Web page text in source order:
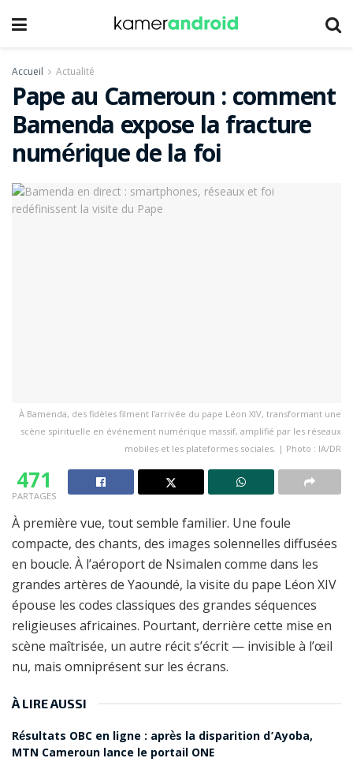
Accueil Actualité
Pape au Cameroun : comment
Bamenda expose la fracture
numérique de la foi
À Bamenda, des fidèles filment l’arrivée du pape Léon XIV, transformant une
scène spirituelle en événement numérique massif, amplifié par les réseaux
mobiles et les plateformes sociales. | Photo : IA/DR
471
PARTAGES
À première vue, tout semble familier. Une foule
compacte, des chants, des images solennelles diffusées
en boucle. À l’aéroport de Nsimalen comme dans les
grandes artères de Yaoundé, la visite du pape Léon XIV
épouse les codes classiques des grandes séquences
religieuses africaines. Pourtant, derrière cette mise en
scène maîtrisée, un autre récit s’écrit — invisible à l’œil
nu, mais omniprésent sur les écrans.
À LIRE AUSSI
Résultats OBC en ligne : après la disparition d’Ayoba,
MTN Cameroun lance le portail ONE